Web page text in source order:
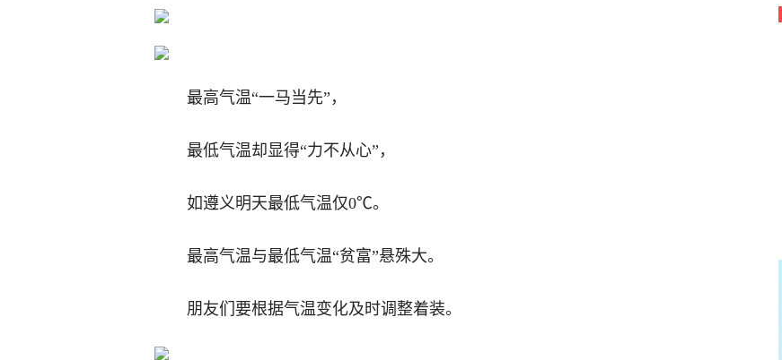
最高气温“一马当先”，
最低气温却显得“力不从心”，
如遵义明天最低气温仅0℃。
最高气温与最低气温“贫富”悬殊大。
朋友们要根据气温变化及时调整着装。